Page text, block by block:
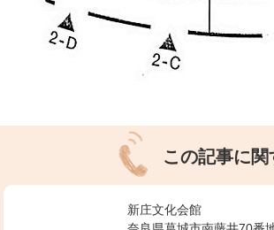
この記事に
新庄文化会館